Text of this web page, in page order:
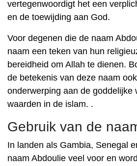
vertegenwoordigt het een
en de toewijding aan God.
Voor degenen die de naam
naam een ​​teken van hun
bereidheid om Allah te dienen.
de betekenis van deze naam
onderwerping aan de goddelijke
waarden in de islam. .
Gebruik van de
In landen als Gambia, Senegal
naam Abdoulie veel voor en